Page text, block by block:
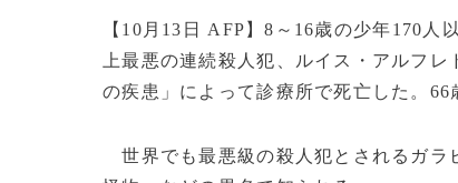
【10月13日 AFP】8～16歳の少年170
上最悪の連続殺人犯、ルイス・アルフ
の疾患」によって診療所で死亡した。66
世界でも最悪級の殺人犯とされるガラ